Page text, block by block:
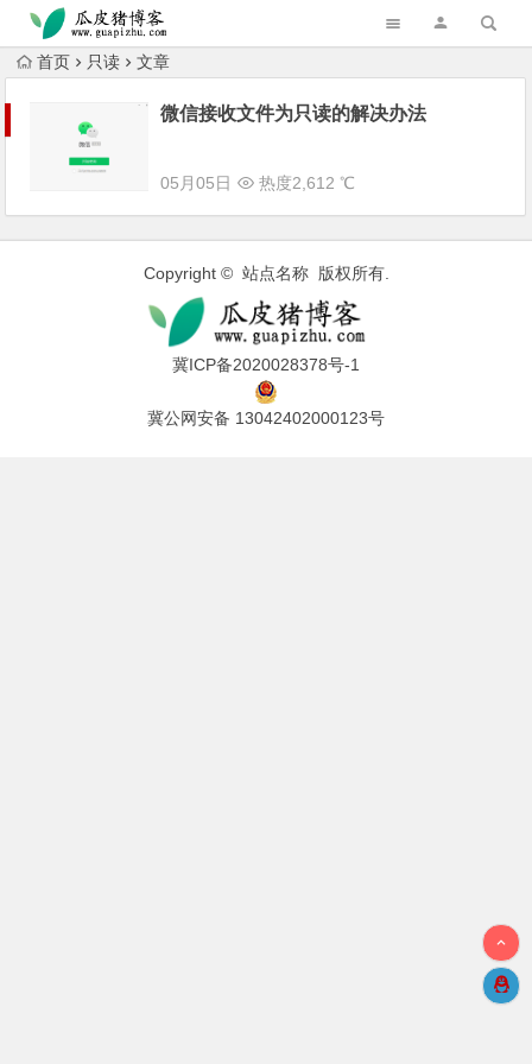
跳转到主内容
首页 只读 文章
微信接收文件为只读的解决办法
05月05日 热度2,612 ℃
Copyright © 站点名称 版权所有.
冀ICP备2020028378号-1
冀公网安备 13042402000123号